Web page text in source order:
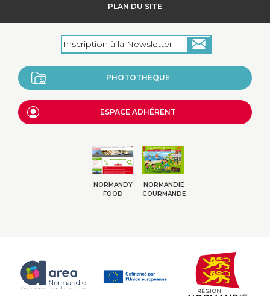
PLAN DU SITE
PHOTOTHÈQUE
ESPACE ADHÉRENT
NORMANDY
FOOD
NORMANDIE
GOURMANDE